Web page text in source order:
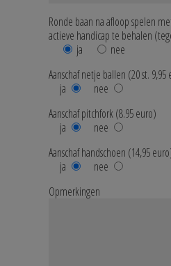
Ronde baan na afloop spelen
actieve handicap te behalen
ja
nee
Aanschaf netje ballen (20 st. 9,95
ja
nee
Aanschaf pitchfork (8.95 euro)
ja
nee
Aanschaf handschoen (14,95
ja
nee
Opmerkingen